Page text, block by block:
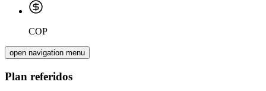
COP
open navigation menu
Plan referidos